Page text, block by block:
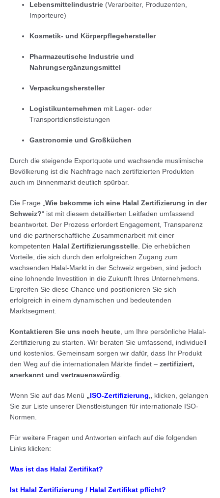
Lebensmittelindustrie (Verarbeiter, Produzenten,
Importeure)
Kosmetik- und Körperpflegehersteller
Pharmazeutische Industrie und
Nahrungsergänzungsmittel
Verpackungshersteller
Logistikunternehmen mit Lager- oder
Transportdienstleistungen
Gastronomie und Großküchen
Durch die steigende Exportquote und wachsende muslimische
Bevölkerung ist die Nachfrage nach zertifizierten Produkten
auch im Binnenmarkt deutlich spürbar.
Die Frage „Wie bekomme ich eine Halal Zertifizierung in der
Schweiz?“ ist mit diesem detaillierten Leitfaden umfassend
beantwortet. Der Prozess erfordert Engagement, Transparenz
und die partnerschaftliche Zusammenarbeit mit einer
kompetenten Halal Zertifizierungsstelle. Die erheblichen
Vorteile, die sich durch den erfolgreichen Zugang zum
wachsenden Halal-Markt in der Schweiz ergeben, sind jedoch
eine lohnende Investition in die Zukunft Ihres Unternehmens.
Ergreifen Sie diese Chance und positionieren Sie sich
erfolgreich in einem dynamischen und bedeutenden
Marktsegment.
Kontaktieren Sie uns noch heute, um Ihre persönliche Halal-
Zertifizierung zu starten. Wir beraten Sie umfassend, individuell
und kostenlos. Gemeinsam sorgen wir dafür, dass Ihr Produkt
den Weg auf die internationalen Märkte findet – zertifiziert,
anerkannt und vertrauenswürdig.
Wenn Sie auf das Menü „ISO-Zertifizierung„ klicken, gelangen
Sie zur Liste unserer Dienstleistungen für internationale ISO-
Normen.
Für weitere Fragen und Antworten einfach auf die folgenden
Links klicken:
Was ist das Halal Zertifikat?
Ist Halal Zertifizierung / Halal Zertifikat pflicht?